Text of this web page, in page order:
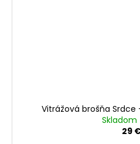
Vitrážová brošňa
Skladom
29